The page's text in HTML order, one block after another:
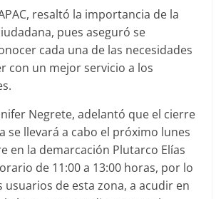
resaltó la importancia de la
pues aseguró se
cada una de las necesidades
con un mejor servicio a los
Negrete, adelantó que el cierre
se llevará a cabo el próximo lunes
en la demarcación Plutarco Elías
de 11:00 a 13:00 horas, por lo
usuarios de esta zona, a acudir en